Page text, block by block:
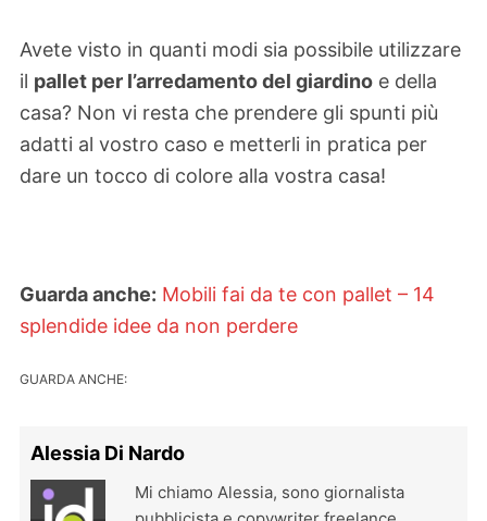
Avete visto in quanti modi sia possibile utilizzare
il pallet per l’arredamento del giardino e della
casa? Non vi resta che prendere gli spunti più
adatti al vostro caso e metterli in pratica per
dare un tocco di colore alla vostra casa!
Guarda anche: Mobili fai da te con pallet – 14
splendide idee da non perdere
GUARDA ANCHE:
Alessia Di Nardo
Mi chiamo Alessia, sono giornalista